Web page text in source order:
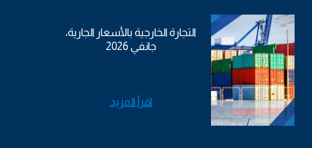
التجارة الخارجية بالأسعار الجارية،
جانفي 2026
اقرأ المزيد